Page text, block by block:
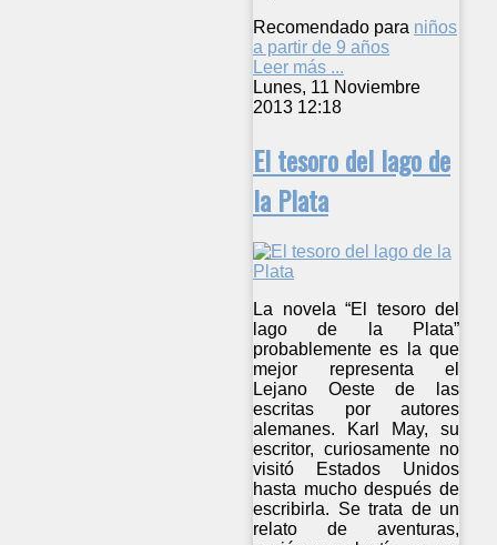
Recomendado para niños
a partir de 9 años
Leer más ...
Lunes, 11 Noviembre
2013 12:18
El tesoro del lago de
la Plata
La novela “El tesoro del
lago de la Plata”
probablemente es la que
mejor representa el
Lejano Oeste de las
escritas por autores
alemanes. Karl May, su
escritor, curiosamente no
visitó Estados Unidos
hasta mucho después de
escribirla. Se trata de un
relato de aventuras,